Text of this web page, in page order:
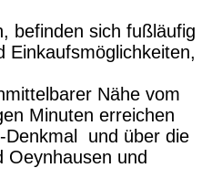
befinden sich fußläufig
Einkaufsmöglichkeiten,
Nähe vom
Minuten erreichen
Denkmal und über die
Oeynhausen und